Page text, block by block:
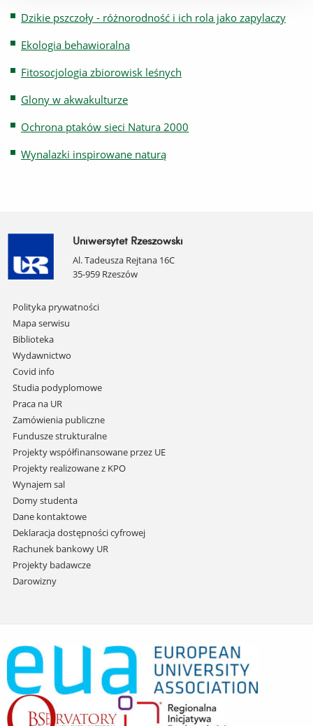
Dzikie pszczoły - różnorodność i ich rola jako zapylaczy
Ekologia behawioralna
Fitosocjologia zbiorowisk leśnych
Glony w akwakulturze
Ochrona ptaków sieci Natura 2000
Wynalazki inspirowane naturą
Uniwersytet Rzeszowski
Al. Tadeusza Rejtana 16C
35-959 Rzeszów
Pomiń
nawigację
i
przejdź
do
treści
Polityka prywatności
Mapa serwisu
Biblioteka
Wydawnictwo
Covid info
Studia podyplomowe
Praca na UR
Zamówienia publiczne
Fundusze strukturalne
Projekty współfinansowane przez UE
Projekty realizowane z KPO
Wynajem sal
Domy studenta
Dane kontaktowe
Deklaracja dostępności cyfrowej
Rachunek bankowy UR
Projekty badawcze
Darowizny